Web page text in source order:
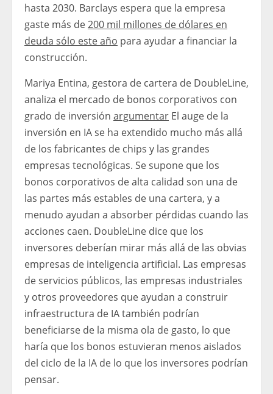
hasta 2030. Barclays espera que la empresa
gaste más de200 mil millones de dólares en
deuda sólo este año para ayudar a financiar la
construcción.
Mariya Entina, gestora de cartera de DoubleLine,
analiza el mercado de bonos corporativos con
grado de inversión argumentar El auge de la
inversión en IA se ha extendido mucho más allá
de los fabricantes de chips y las grandes
empresas tecnológicas. Se supone que los
bonos corporativos de alta calidad son una de
las partes más estables de una cartera, y a
menudo ayudan a absorber pérdidas cuando las
acciones caen. DoubleLine dice que los
inversores deberían mirar más allá de las obvias
empresas de inteligencia artificial. Las empresas
de servicios públicos, las empresas industriales
y otros proveedores que ayudan a construir
infraestructura de IA también podrían
beneficiarse de la misma ola de gasto, lo que
haría que los bonos estuvieran menos aislados
del ciclo de la IA de lo que los inversores podrían
pensar.